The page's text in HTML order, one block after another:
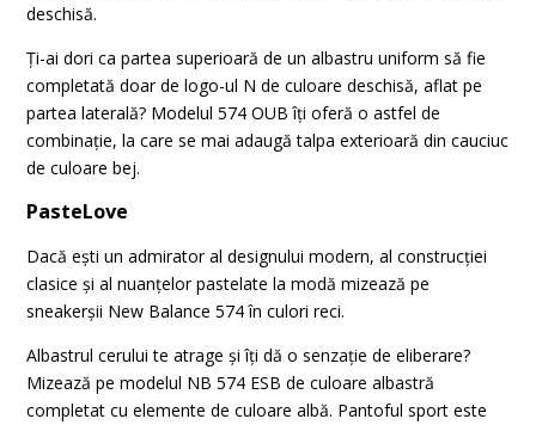
deschisă.
Ți-ai dori ca partea superioară de un albastru uniform să fie
completată doar de logo-ul N de culoare deschisă, aflat pe
partea laterală? Modelul 574 OUB îți oferă o astfel de
combinație, la care se mai adaugă talpa exterioară din cauciuc
de culoare bej.
PasteLove
Dacă ești un admirator al designului modern, al construcției
clasice și al nuanțelor pastelate la modă mizează pe
sneakerșii New Balance 574 în culori reci.
Albastrul cerului te atrage și îți dă o senzație de eliberare?
Mizează pe modelul NB 574 ESB de culoare albastră
completat cu elemente de culoare albă. Pantoful sport este